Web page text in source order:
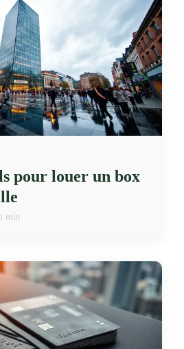
pour louer un box
min